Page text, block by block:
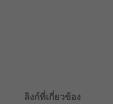
ลิงก์ที่เกี่ยวข้อง